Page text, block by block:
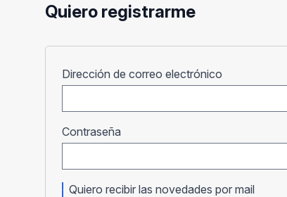
Quiero registrarme
Dirección de correo electrónico
Contraseña
Quiero recibir las novedades por mail